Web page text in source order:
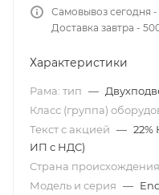
Самовывоз сегодня
Доставка завтра -
Характеристики
Рама: тип —
Класс (группа)
Текст с акцией —
ИП с НДС)
Страна происхождения
Модель и серия —